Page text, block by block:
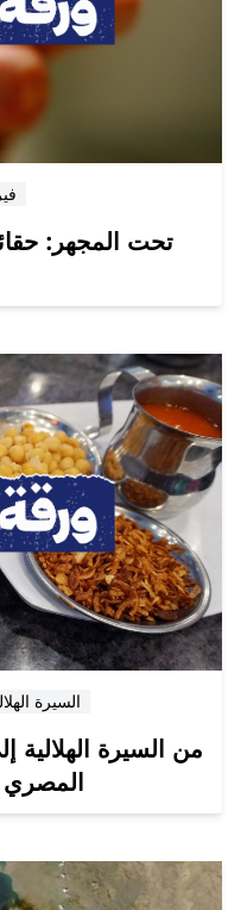
#السيرة
من السيرة